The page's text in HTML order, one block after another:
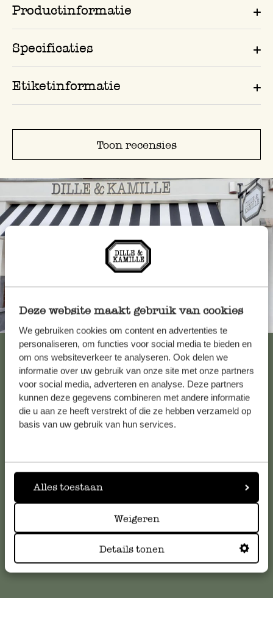
Deze website maakt gebruik van cookies
We gebruiken cookies om content en advertenties te
personaliseren, om functies voor social media te bieden en
om ons websiteverkeer te analyseren. Ook delen we
informatie over uw gebruik van onze site met onze partners
voor social media, adverteren en analyse. Deze partners
kunnen deze gegevens combineren met andere informatie
die u aan ze heeft verstrekt of die ze hebben verzameld op
basis van uw gebruik van hun services.
Alles toestaan
Weigeren
Details tonen
Productinformatie
Specificaties
Etiketinformatie
Toon recensies
Altijd in de buurt
Bekijk alle 62 winkels
Klantenservice
Voor vragen, tips of hulp kun je contact opnemen met onze
meestgestelde vragen.
Online Klantenservice